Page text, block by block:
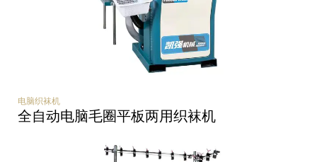
电脑织袜机
全自动电脑毛圈平板两用织袜机